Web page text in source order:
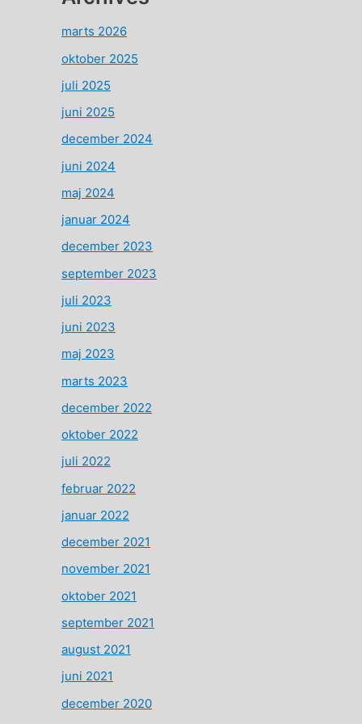
marts 2026
oktober 2025
juli 2025
juni 2025
december 2024
juni 2024
maj 2024
januar 2024
december 2023
september 2023
juli 2023
juni 2023
maj 2023
marts 2023
december 2022
oktober 2022
juli 2022
februar 2022
januar 2022
december 2021
november 2021
oktober 2021
september 2021
august 2021
juni 2021
december 2020